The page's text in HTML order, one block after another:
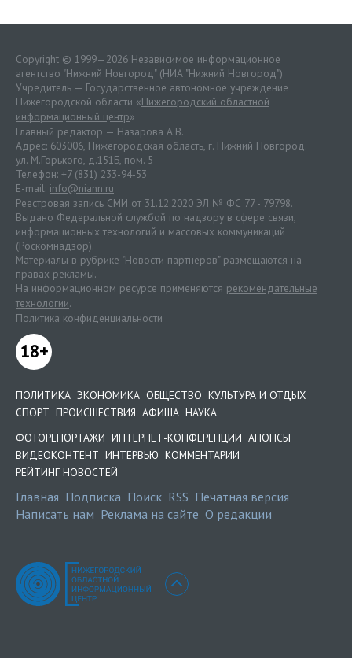
Copyright © 1999—2026 Независимое информационное
агентство "Нижний Новгород" (НИА "Нижний Новгород")
Учредитель — Государственное автономное учреждение
Нижегородской области «Нижегородский областной
информационный центр»
Главный редактор — Назарова А.В.
Адрес: 603006, Нижегородская область, г. Нижний Новгород.
ул. М.Горького, д.151Б, пом. 5
Телефон: +7 (831) 233-94-53
E-mail: info@niann.ru
Реестровая запись СМИ от 31.12.2020 ЭЛ № ФС 77 - 79798.
Выдано Федеральной службой по надзору в сфере связи,
информационных технологий и массовых коммуникаций
(Роскомнадзор).
Материалы в рубрике "Новости партнеров" размещаются на
правах рекламы.
На информационном ресурсе применяются рекомендательные
технологии.
Политика конфиденциальности
18+
ПОЛИТИКА ЭКОНОМИКА ОБЩЕСТВО КУЛЬТУРА И ОТДЫХ
СПОРТ ПРОИСШЕСТВИЯ АФИША НАУКА
ФОТОРЕПОРТАЖИ ИНТЕРНЕТ-КОНФЕРЕНЦИИ АНОНСЫ
ВИДЕОКОНТЕНТ ИНТЕРВЬЮ КОММЕНТАРИИ
РЕЙТИНГ НОВОСТЕЙ
Главная Подписка Поиск RSS Печатная версия
Написать нам Реклама на сайте О редакции